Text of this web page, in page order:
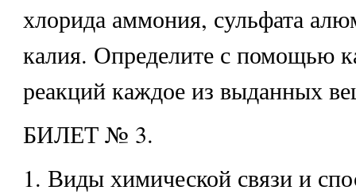
хлорида аммония, сульфата
калия. Определите с помощью
реакций каждое из выданных
БИЛЕТ № 3.
1. Виды химической связи и